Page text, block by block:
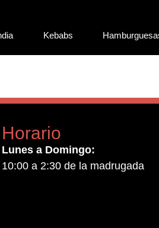
Kebabs
Horario
Lunes a Domingo:
10:00 a 2:30 de la madrugada